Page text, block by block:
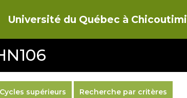
Université du Québec à Chicoutimi
Cycles supérieurs Recherche par critères